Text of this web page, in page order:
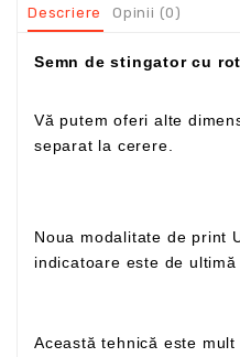
Descriere Opinii (0)
Semn de stingator cu
Vă putem oferi alte
separat la cerere.
Noua modalitate de print
indicatoare
Această tehnică este mult mai